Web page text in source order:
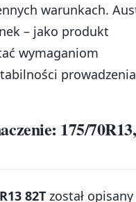
warunkach.
– jako produkt
wymaganiom
175/
82T został